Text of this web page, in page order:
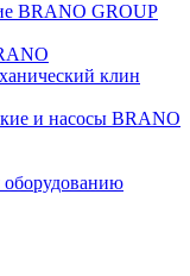
BRANO GROUP
клин
и насосы BRANO
оборудованию